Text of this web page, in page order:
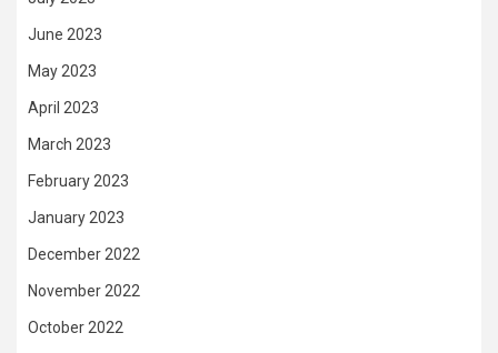
June 2023
May 2023
April 2023
March 2023
February 2023
January 2023
December 2022
November 2022
October 2022